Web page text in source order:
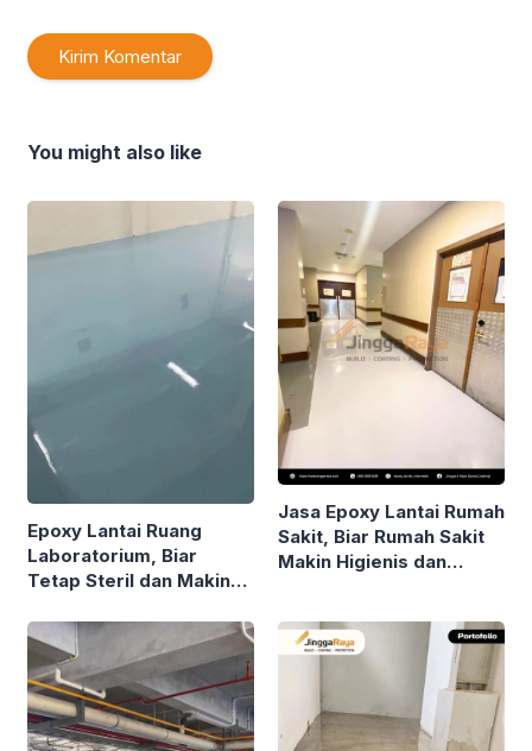
You might also like
Epoxy Lantai Ruang
Laboratorium, Biar
Tetap Steril dan Makin
Jasa Epoxy Lantai Rumah
Sakit, Biar Rumah Sakit
Makin Higienis dan